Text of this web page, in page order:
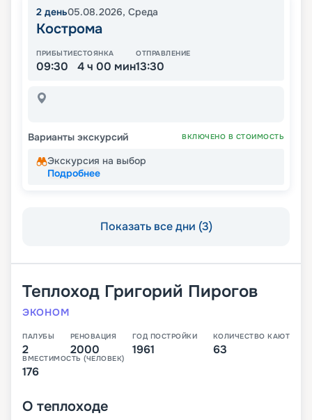
2 день05.08.2026, Среда
Кострома
ПРИБЫТИЕ
09:30
СТОЯНКА
4 ч 00 мин
ОТПРАВЛЕНИЕ
13:30
Варианты экскурсий ВКЛЮЧЕНО В СТОИМОСТЬ
Экскурсия на выбор
Подробнее
Показать все дни (3)
Теплоход Григорий Пирогов
ЭКОНОМ
ПАЛУБЫ
2
РЕНОВАЦИЯ
2000
ГОД ПОСТРОЙКИ
1961
КОЛИЧЕСТВО КАЮТ
63
ВМЕСТИМОСТЬ (ЧЕЛОВЕК)
176
О теплоходе